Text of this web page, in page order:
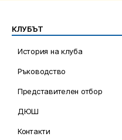
КЛУБЪТ
История на клуба
Ръководство
Представителен отбор
ДЮШ
Контакти